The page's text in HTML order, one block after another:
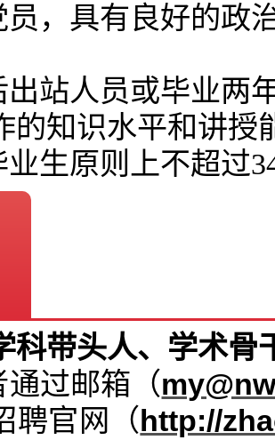
员，具有良好的政
出站人员或毕业两
的知识水平和讲授
业生原则上不超过
科带头人、学术
通过邮箱（
聘官网（http://